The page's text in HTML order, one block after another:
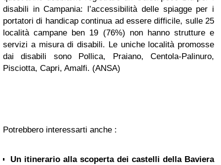
disabili in Campania: l’accessibilità delle spiagge per i
portatori di handicap continua ad essere difficile, sulle 25
località campane ben 19 (76%) non hanno strutture e
servizi a misura di disabili. Le uniche località promosse
dai disabili sono Pollica, Praiano, Centola-Palinuro,
Pisciotta, Capri, Amalfi. (ANSA)
Potrebbero interessarti anche :
Un itinerario alla scoperta dei castelli della Baviera